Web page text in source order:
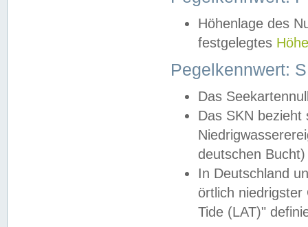
Höhenlage des
festgelegtes
Pegelkennwert:
Das
Das SKN
deutschen
In Deutschland
örtlich
Tide (LAT)"